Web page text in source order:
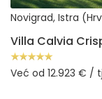
Novigrad, Istra
Villa Calvia
Već od 12.923 € /